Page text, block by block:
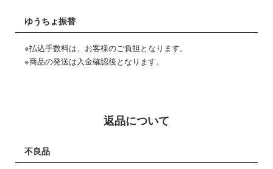
ゆうちょ振替
※払込手数料は、お客様のご負担となります。
※商品の発送は入金確認後となります。
返品について
不良品